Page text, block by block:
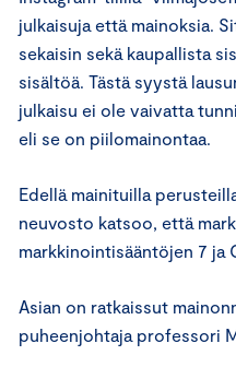
julkaisuja että mainoksia.
sekaisin sekä kaupallista
sisältöä. Tästä syystä
julkaisu ei ole vaivatta
eli se on piilomainontaa.
Edellä mainituilla
neuvosto katsoo, että
markkinointisääntöjen 7 ja
Asian on ratkaissut
puheenjohtaja professori